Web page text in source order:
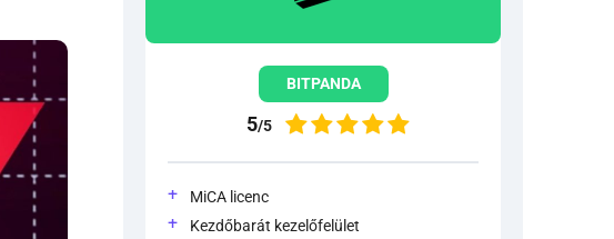
BITPANDA
5/5
MiCA licenc
Kezdőbarát kezelőfelület